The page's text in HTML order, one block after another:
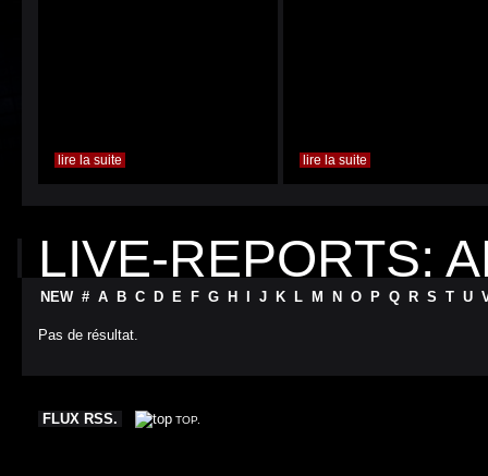
lire la suite lire la suite
LIVE-REPORTS:
NEW # A B C D E F G H J K L M N O P Q R S T U
Pas de résultat.
FLUX RSS. TOP.